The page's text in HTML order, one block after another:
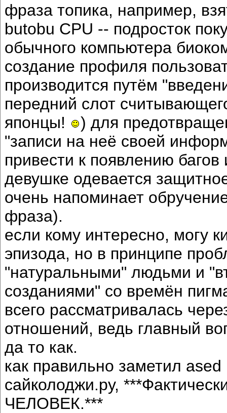
фраза топика, например,
butobu CPU -- подросток
обычного компьютера
создание профиля
производится путём
передний слот
японцы!
) для
"записи на неё своей
привести к появлению
девушке одевается
очень напоминает
фраза).
если кому интересно, могу
эпизода, но в принципе
"натуральными" людьми и
созданиями" со времён
всего рассматривалась
отношений, ведь главный
да то как.
как правильно заметил
сайколоджи.ру,
ЧЕЛОВЕК.***